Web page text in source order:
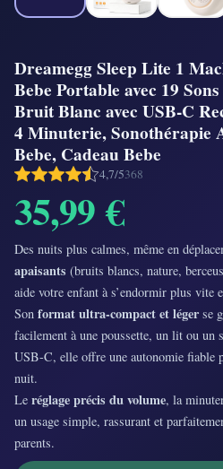
Dreamegg Sleep Lite 1
Bebe Portable avec 19
Bruit Blanc avec USB-C
4 Minuterie, Sonothérapie
Bebe, Cadeau Bebe
4,7/5368
35,99 €
Des nuits plus calmes, même en
apaisants (bruits blancs, nature,
aide votre enfant à s’endormir plus vite
Son format ultra-compact et léger se
facilement à une poussette, un lit ou un
USB-C, elle offre une autonomie fiable
nuit.
Le réglage précis du volume, la
un usage simple, rassurant et
parents.